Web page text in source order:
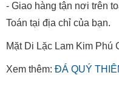
- Giao hàng tận nơi trên
Toán tại địa chỉ của bạn.
Mặt Di Lặc Lam Kim Phú
Xem thêm: ĐÁ QUÝ